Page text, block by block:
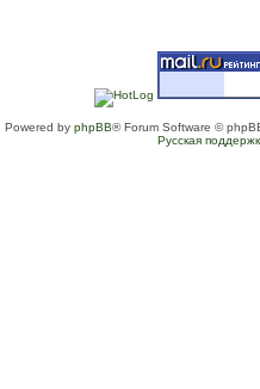
Powered by phpBB® Forum Software ©
Русская